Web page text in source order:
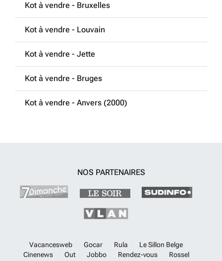
Kot à vendre - Bruxelles
Kot à vendre - Louvain
Kot à vendre - Jette
Kot à vendre - Bruges
Kot à vendre - Anvers (2000)
NOS PARTENAIRES
Vacancesweb Gocar Rula
Le Sillon Belge
Cinenews
Out Jobbo Rendez-vous Rossel